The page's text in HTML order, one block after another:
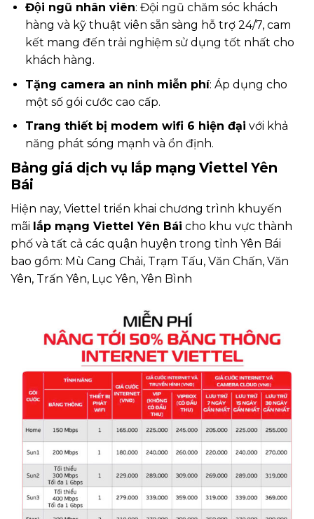
Đội ngũ nhân viên: Đội ngũ chăm sóc khách
hàng và kỹ thuật viên sẵn sàng hỗ trợ 24/7, cam
kết mang đến trải nghiệm sử dụng tốt nhất cho
khách hàng.
Tặng camera an ninh miễn phí: Áp dụng cho
một số gói cước cao cấp.
Trang thiết bị modem wifi 6 hiện đại với khả
năng phát sóng mạnh và ổn định.
Bảng giá dịch vụ lắp mạng Viettel Yên
Bái
Hiện nay, Viettel triển khai chương trình khuyến
mãi lắp mạng Viettel Yên Bái cho khu vực thành
phố và tất cả các quận huyện trong tỉnh Yên Bái
bao gồm: Mù Cang Chải, Trạm Tấu, Văn Chấn, Văn
Yên, Trấn Yên, Lục Yên, Yên Bình